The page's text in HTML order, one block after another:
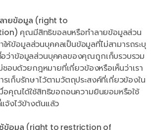
ายข้อมูล (right to
คุณมีสิทธิขอลบหรือทำลายข้อมูลส่วน
ข้อมูลส่วนบุคคลเป็นข้อมูลที่ไม่สามารถระบุ
ว่าข้อมูลส่วนบุคคลของคุณถูกเก็บรวบรวม
ชอบด้วยกฎหมายที่เกี่ยวข้องหรือเห็นว่าเรา
รเก็บรักษาไว้ตามวัตถุประสงค์ที่เกี่ยวข้องใน
อคุณได้ใช้สิทธิขอถอนความยินยอมหรือใช้
จ้งไว้ข้างต้นแล้ว
ช้ข้อมูล (right to restriction of